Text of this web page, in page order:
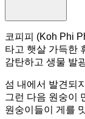
코피피 (Koh Phi
타고 햇살 가득한
감탄하고 생물 발
섬 내에서 발견되
그런 다음 원숭이
원숭이들이 게를